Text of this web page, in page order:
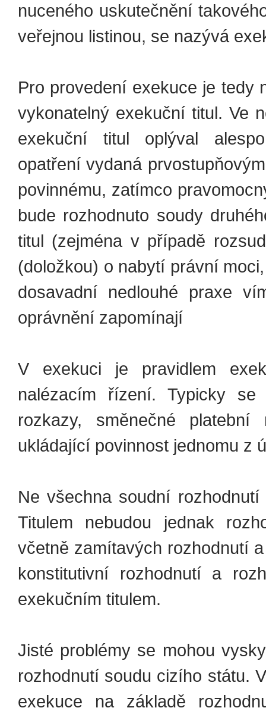
nuceného uskutečnění
veřejnou listinou, se nazývá
Pro provedení exekuce je tedy
vykonatelný exekuční titul. Ve
exekuční titul oplýval
opatření vydaná
povinnému, zatímco
bude rozhodnuto soudy
titul (zejména v případě
(doložkou) o nabytí právní
dosavadní nedlouhé praxe
oprávnění zapomínají
V exekuci je pravidlem
nalézacím řízení. Typicky
rozkazy, směnečné
ukládající povinnost jednomu z
Ne všechna soudní
Titulem nebudou jednak
včetně zamítavých rozhodnutí
konstitutivní rozhodnutí a
exekučním titulem.
Jisté problémy se mohou
rozhodnutí soudu cizího státu.
exekuce na základě